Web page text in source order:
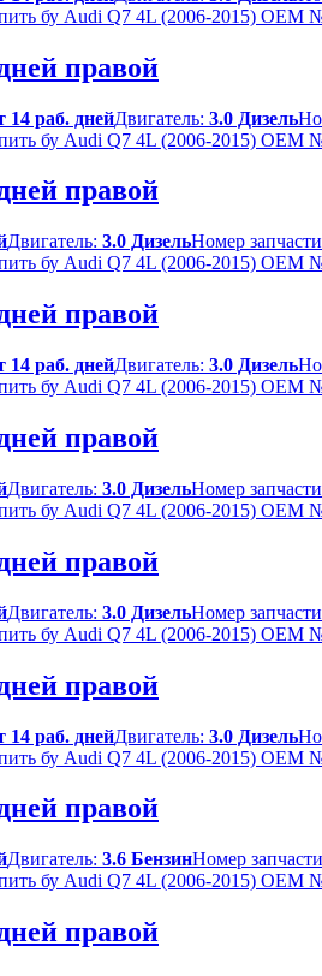
правой
14 раб. днейДвигатель: 3.0 Дизель
правой
Двигатель: 3.0 ДизельНомер
правой
14 раб. днейДвигатель: 3.0 Дизель
правой
Двигатель: 3.0 ДизельНомер
правой
Двигатель: 3.0 ДизельНомер
правой
14 раб. днейДвигатель: 3.0 Дизель
правой
Двигатель: 3.6 БензинНомер
правой